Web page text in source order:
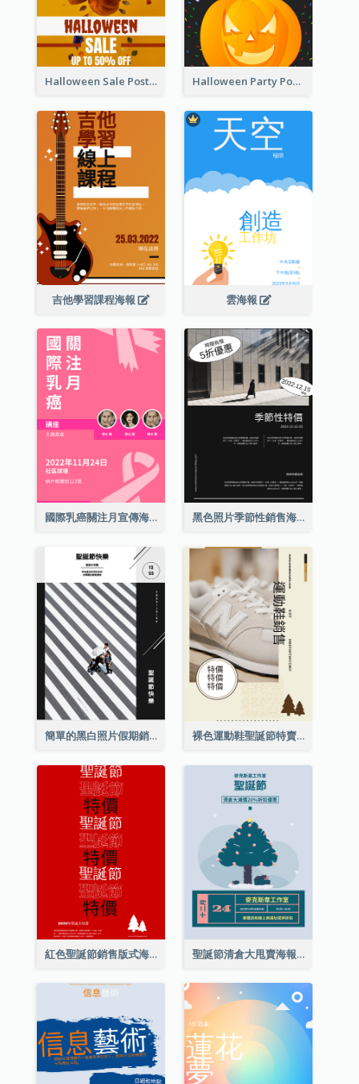
Halloween Sale Poster Halloween Party Poster
吉他學習課程海報 雲海報
國際乳癌關注月宣傳海報 黑色照片季節性銷售海報
簡單的黑白照片假期銷售海報 裸色運動鞋聖誕節特賣海報
紅色聖誕節銷售版式海報 聖誕節清倉大甩賣海報